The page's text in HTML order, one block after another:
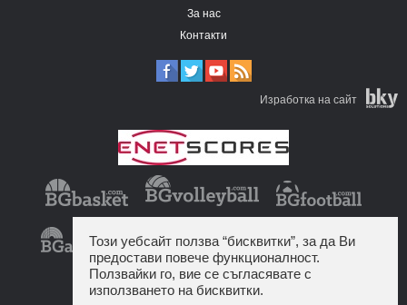
За нас
Контакти
Изработка на сайт
Този уебсайт ползва “бисквитки”, за да Ви
предостави повече функционалност.
Ползвайки го, вие се съгласявате с
използването на бисквитки.